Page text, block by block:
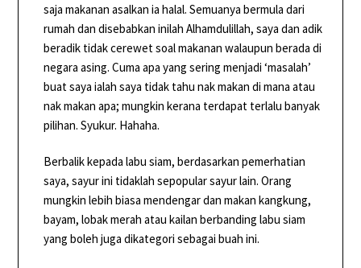
saja makanan asalkan ia halal. Semuanya bermula dari
rumah dan disebabkan inilah Alhamdulillah, saya dan adik
beradik tidak cerewet soal makanan walaupun berada di
negara asing. Cuma apa yang sering menjadi ‘masalah’
buat saya ialah saya tidak tahu nak makan di mana atau
nak makan apa; mungkin kerana terdapat terlalu banyak
pilihan. Syukur. Hahaha.
Berbalik kepada labu siam, berdasarkan pemerhatian
saya, sayur ini tidaklah sepopular sayur lain. Orang
mungkin lebih biasa mendengar dan makan kangkung,
bayam, lobak merah atau kailan berbanding labu siam
yang boleh juga dikategori sebagai buah ini.